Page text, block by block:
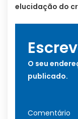
elucidação do
O seu
publicado.
Comentário